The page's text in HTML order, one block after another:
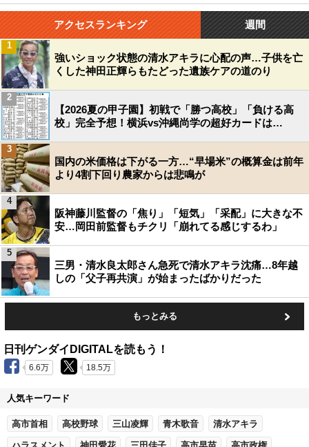
アクセスランキング 週間
強いショック状態の清水アキラに心配の声…子供を亡
くした神田正輝らもたどった遺族ケアの道のり
1
【2026夏の甲子園】初戦で「勝つ高校」「負ける高
校」完全予想！横浜vs沖縄尚学の超好カードは…
2
国内の米価格は下がる一方…“早場米”の概算金は前年
より4割下回り農家からは悲鳴が
3
阪神藤川監督の「焦り」「短気」「采配」に大きな不
安…岡田前監督もチクリ「崩れてる感じするわ」
4
三男・清水良太郎さん急死で清水アキラ沈痛…8年越
しの「父子再共演」が始まったばかりだった
5
もっとみる
日刊ゲンダイDIGITALを読もう！
6.6万 18.5万
人気キーワード
高市首相 高校野球 三山凌輝 青木歌音 清水アキラ